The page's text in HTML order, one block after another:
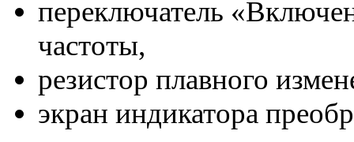
переключатель
частоты,
резистор плавного
экран индикатора